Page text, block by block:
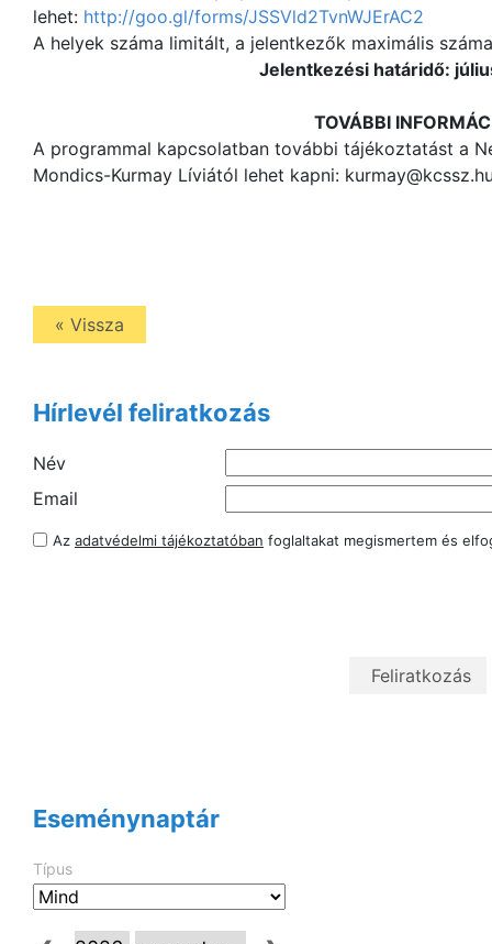
lehet: http://goo.gl/forms/JSSVld2TvnWJErAC2
A helyek száma limitált, a jelentkezők maximális
Jelentkezési határidő:
TOVÁBBI
A programmal kapcsolatban további tájékoztatást a
Mondics-Kurmay Líviától lehet kapni:
« Vissza
Hírlevél feliratkozás
Név
Email
Az adatvédelmi tájékoztatóban foglaltakat megismertem és
Eseménynaptár
Típus